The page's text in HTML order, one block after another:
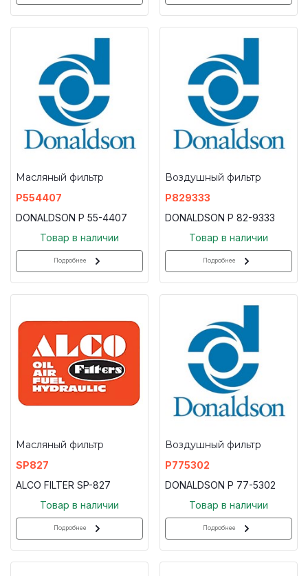
Масляный фильтр
P554407
DONALDSON P 55-4407
Товар в наличии
Подробнее
Воздушный фильтр
P829333
DONALDSON P 82-9333
Товар в наличии
Подробнее
Масляный фильтр
SP827
ALCO FILTER SP-827
Товар в наличии
Подробнее
Воздушный фильтр
P775302
DONALDSON P 77-5302
Товар в наличии
Подробнее